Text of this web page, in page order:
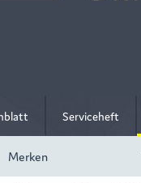
Serviceheft
Merken